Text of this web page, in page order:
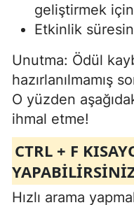
geliştirmek için
Etkinlik
Unutma: Ödül
hazırlanılmamış
O yüzden
ihmal etme!
CTRL + F
Hızlı arama